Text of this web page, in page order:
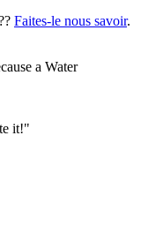
Faites-le nous savoir.
a Water
it!"